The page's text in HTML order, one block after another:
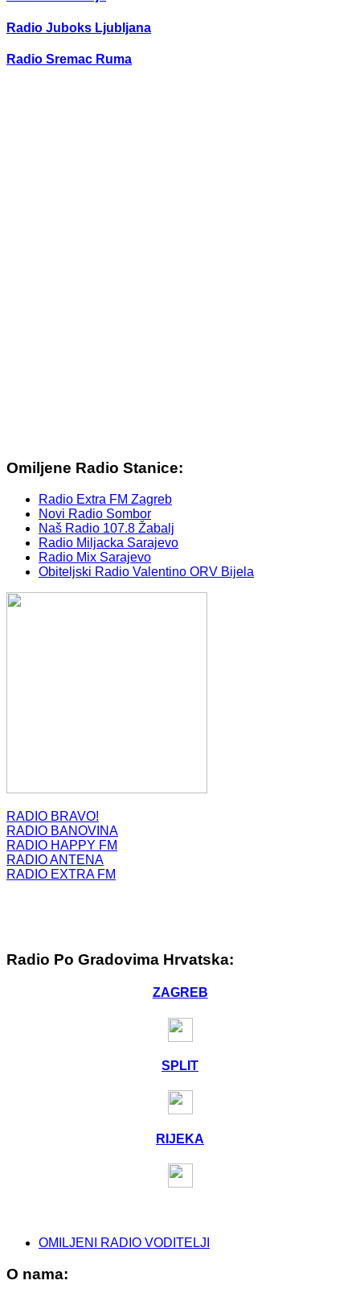
Radio Juboks Ljubljana
Radio Sremac Ruma
Omiljene Radio Stanice:
Radio Extra FM Zagreb
Novi Radio Sombor
Naš Radio 107.8 Žabalj
Radio Miljacka Sarajevo
Radio Mix Sarajevo
Obiteljski Radio Valentino ORV Bijela
RADIO BRAVO!
RADIO BANOVINA
RADIO HAPPY FM
RADIO ANTENA
RADIO EXTRA FM
Radio Po Gradovima Hrvatska:
ZAGREB
SPLIT
RIJEKA
OMILJENI RADIO VODITELJI
O nama: